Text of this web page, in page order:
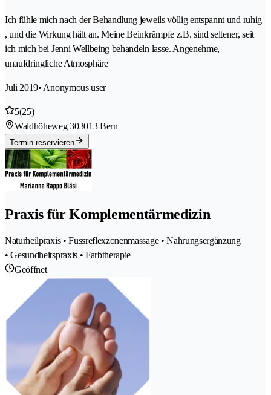
Ich fühle mich nach der Behandlung jeweils völlig entspannt und ruhig
, und die Wirkung hält an. Meine Beinkrämpfe z.B. sind seltener, seit
ich mich bei Jenni Wellbeing behandeln lasse. Angenehme,
unaufdringliche Atmosphäre
Juli 2019• Anonymous user
5(25)
Waldhöheweg 303013 Bern
Termin reservieren
Praxis für Komplementärmedizin
Naturheilpraxis • Fussreflexzonenmassage • Nahrungsergänzung
• Gesundheitspraxis • Farbtherapie
Geöffnet